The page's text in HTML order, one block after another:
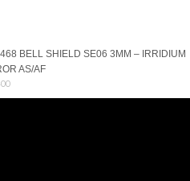
BELL SHIELD SE06 3MM – IRRIDIUM
AS/AF